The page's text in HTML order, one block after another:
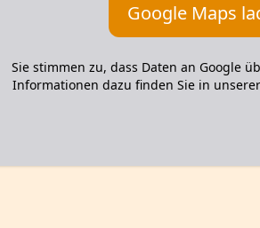
Google Maps
Sie stimmen zu, dass Daten an Google
Informationen dazu finden Sie in unserer